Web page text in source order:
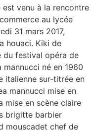
venu à la rencontre
au lycée
31 mars 2017,
houaci. Kiki de
du festival opéra de
mannucci né en 1960
italienne sur-titrée en
mannucci mise en
mise en scène claire
brigitte barbier
mouscadet chef de